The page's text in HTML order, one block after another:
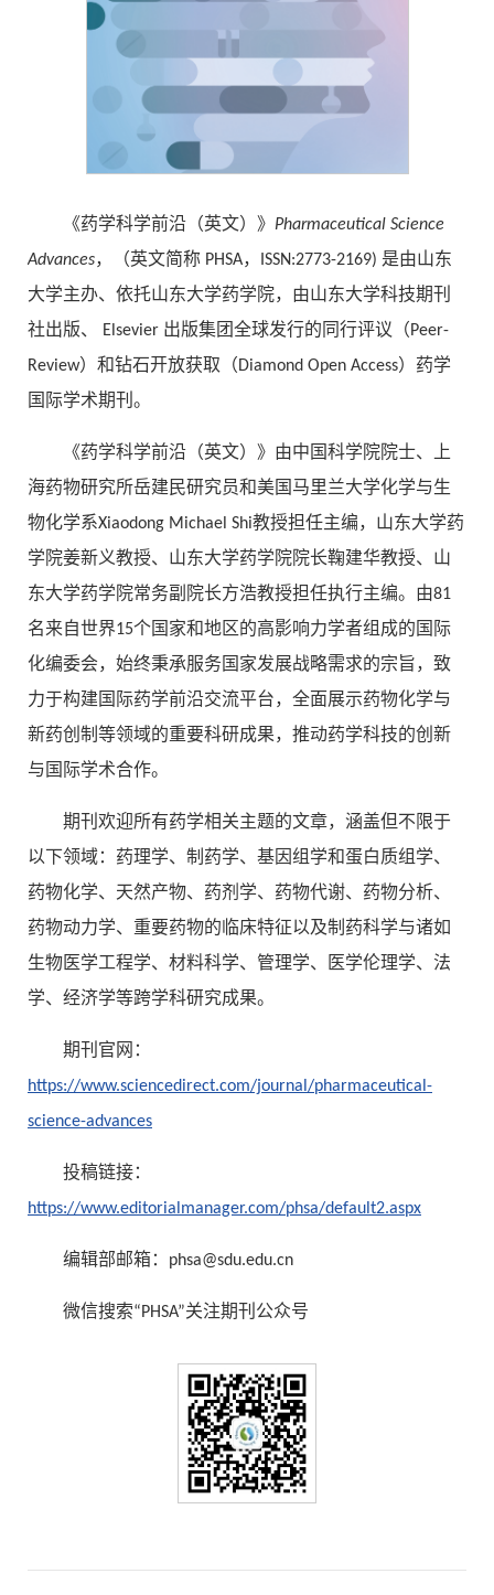
《药学科学前沿（英文）》 Pharmaceutical Science
Advances，（英文简称 PHSA，ISSN:2773-2169) 是由山东
大学主办、依托山东大学药学院，由山东大学科技期刊
社出版、 Elsevier 出版集团全球发行的同行评议（Peer-
Review）和钻石开放获取（Diamond Open Access）药学
国际学术期刊。
《药学科学前沿（英文）》由中国科学院院士、上
海药物研究所岳建民研究员和美国马里兰大学化学与生
物化学系Xiaodong Michael Shi教授担任主编，山东大学药
学院姜新义教授、山东大学药学院院长鞠建华教授、山
东大学药学院常务副院长方浩教授担任执行主编。由81
名来自世界15个国家和地区的高影响力学者组成的国际
化编委会，始终秉承服务国家发展战略需求的宗旨，致
力于构建国际药学前沿交流平台，全面展示药物化学与
新药创制等领域的重要科研成果，推动药学科技的创新
与国际学术合作。
期刊欢迎所有药学相关主题的文章，涵盖但不限于
以下领域：药理学、制药学、基因组学和蛋白质组学、
药物化学、天然产物、药剂学、药物代谢、药物分析、
药物动力学、重要药物的临床特征以及制药科学与诸如
生物医学工程学、材料科学、管理学、医学伦理学、法
学、经济学等跨学科研究成果。
期刊官网：
https://www.sciencedirect.com/journal/pharmaceutical-
science-advances
投稿链接：
https://www.editorialmanager.com/phsa/default2.aspx
编辑部邮箱：phsa@sdu.edu.cn
微信搜索“PHSA”关注期刊公众号